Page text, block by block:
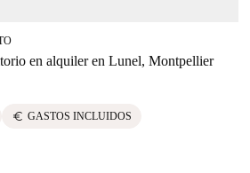
en alquiler en Lunel, Montpellier
euro GASTOS INCLUIDOS